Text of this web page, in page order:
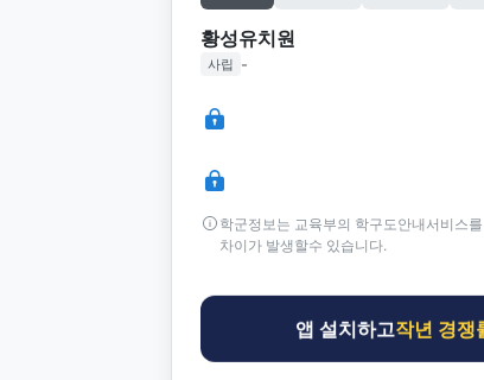
황성유치원
사립 -
학군정보는 교육부의 학구도안내서비스
차이가 발생할수 있습니다.
앱 설치하고작년 경쟁